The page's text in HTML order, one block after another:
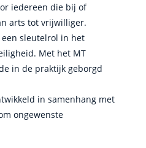
iedereen die bij of
arts tot vrijwilliger.
sleutelrol in het
Met het MT
in de praktijk geborgd
in samenhang met
ongewenste